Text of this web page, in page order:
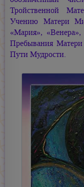
Тройственной
Учению Матери
«Мария»,
Пребывания
Пути Мудрости.